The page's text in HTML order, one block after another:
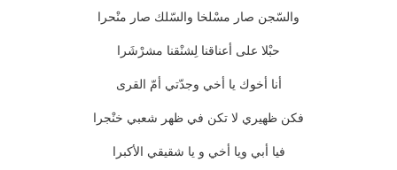
والسّجن صار مسْلخا والسّلك صار منْحرا
حبْلا على أعناقنا لِشنْقنا مشرْشَرا
أنا أخوك يا أخي وجدّتي أمّ القرى
فكن ظهيري لا تكن في ظهر شعبي خنْجرا
فيا أبي ويا أخي و يا شقيقي الأكبرا